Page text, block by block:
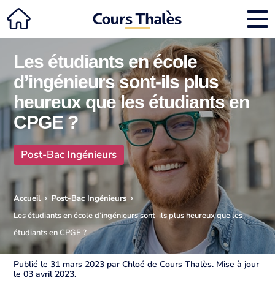
Les étudiants en école
d’ingénieurs sont-ils plus
heureux que les étudiants en
CPGE ?
Post-Bac Ingénieurs
Accueil › Post-Bac Ingénieurs ›
Les étudiants en école d’ingénieurs sont-ils plus heureux que les
étudiants en CPGE ?
Publié le 31 mars 2023 par Chloé de Cours Thalès. Mise à jour
le 03 avril 2023.